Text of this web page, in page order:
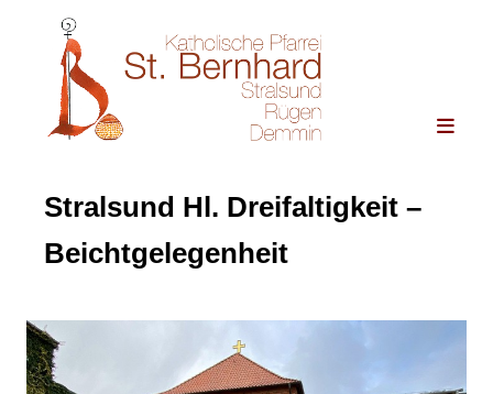
Stralsund Hl. Dreifaltigkeit –
Beichtgelegenheit